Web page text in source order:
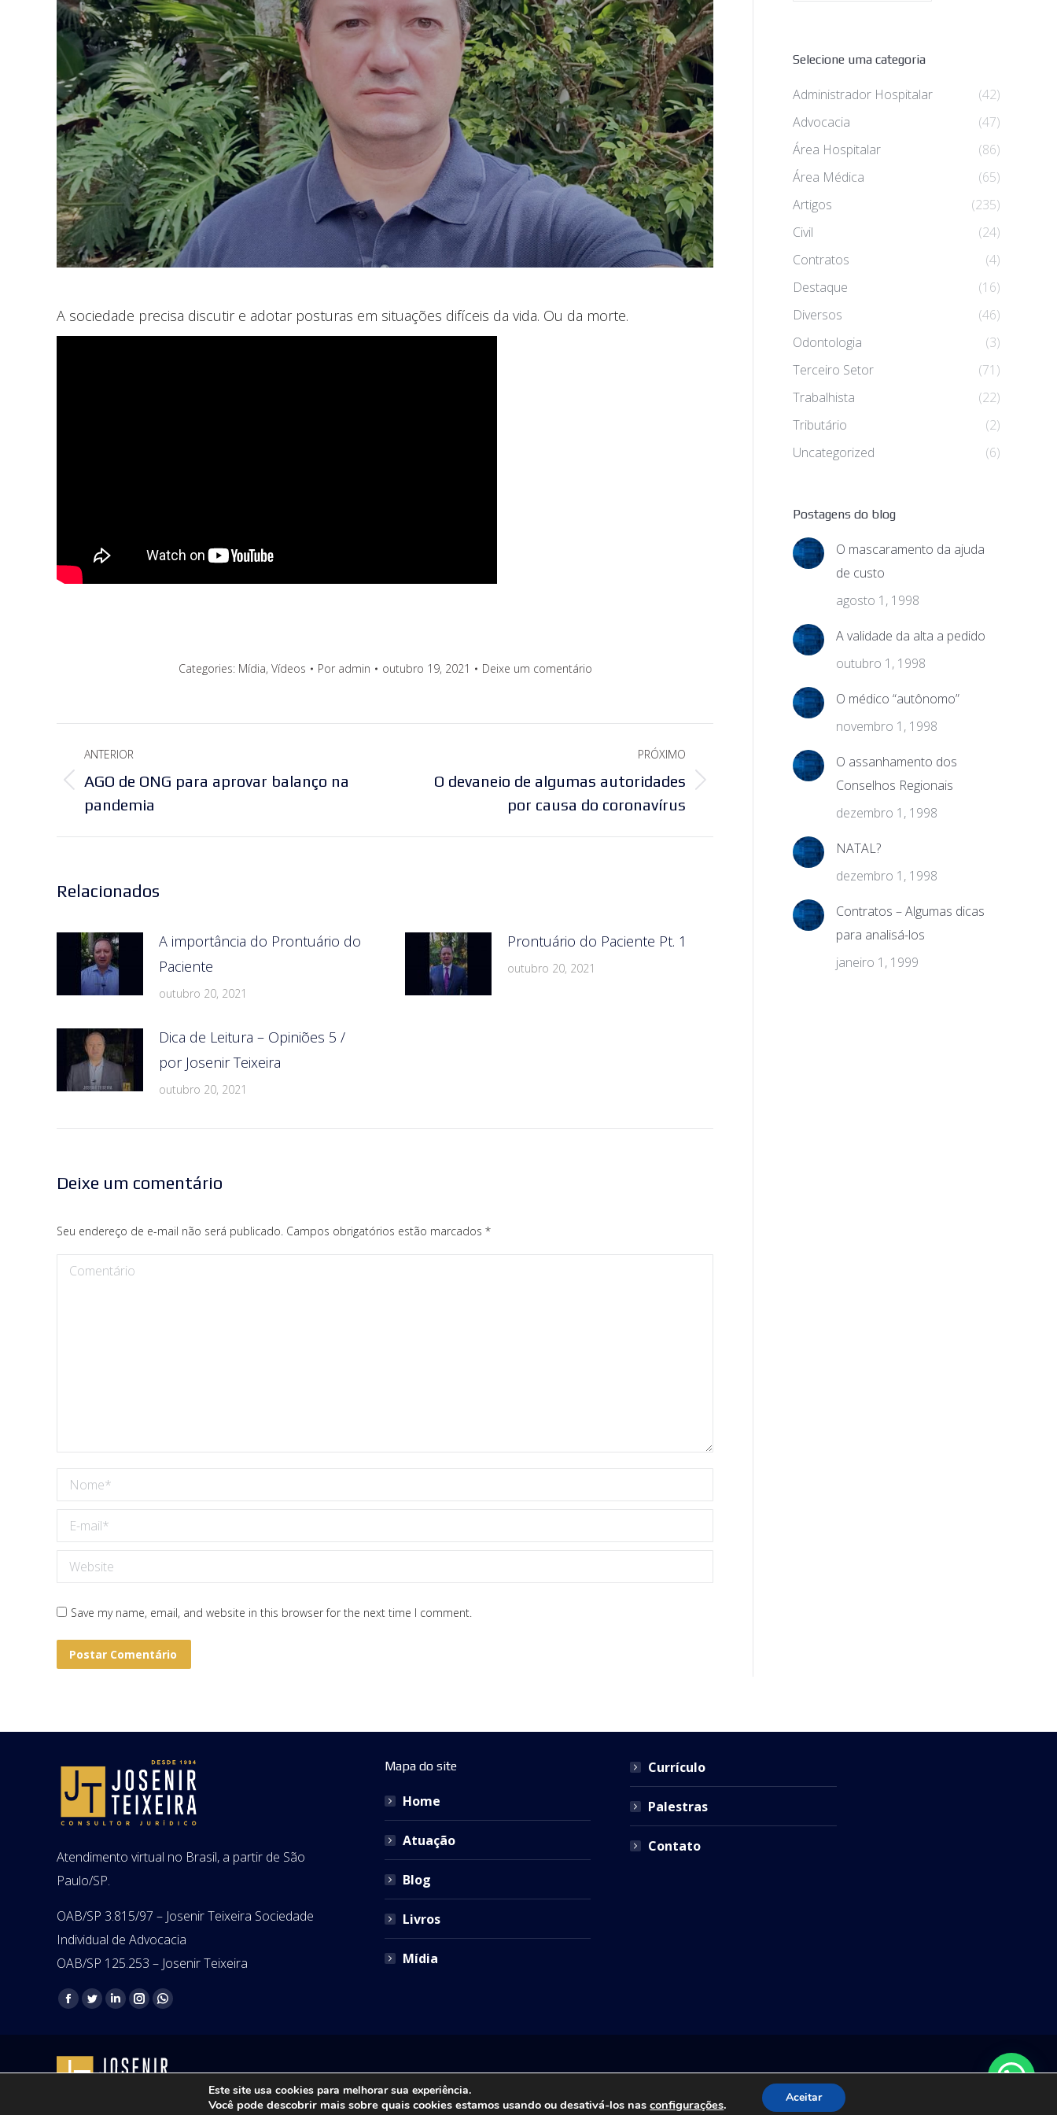
A sociedade precisa discutir e adotar posturas em situações difíceis da vida. Ou da morte.
Categories: Mídia, Vídeos Por admin outubro 19, 2021 Deixe um comentário
de
post:
ANTERIOR
Post
anterior:
AGO de ONG para aprovar balanço na
pandemia
PRÓXIMO
Próximo
O devaneio de algumas autoridades
por causa do coronavírus
Relacionados
A importância do Prontuário do
Paciente
outubro 20, 2021
Prontuário do Paciente Pt. 1
outubro 20, 2021
Dica de Leitura – Opiniões 5 /
por Josenir Teixeira
outubro 20, 2021
Deixe um comentário
Seu endereço de e-mail não será publicado. Campos obrigatórios estão marcados *
Comentário
Nome *
E-mail *
Website
Save my name, email, and website in this browser for the next time I comment.
Postar Comentário
Selecione uma categoria
Administrador Hospitalar
(42)
Advocacia
(47)
Área Hospitalar
(86)
Área Médica
(65)
Artigos
(235)
Civil
(24)
Contratos
(4)
Destaque
(16)
Diversos
(46)
Odontologia
(3)
Terceiro Setor
(71)
Trabalhista
(22)
Tributário
(2)
Uncategorized
(6)
Postagens do blog
O mascaramento da ajuda
de custo
agosto 1, 1998
A validade da alta a pedido
outubro 1, 1998
O médico “autônomo”
novembro 1, 1998
O assanhamento dos
Conselhos Regionais
dezembro 1, 1998
NATAL?
dezembro 1, 1998
Contratos – Algumas dicas
para analisá-los
janeiro 1, 1999
Atendimento virtual no Brasil, a partir de São
Paulo/SP.
OAB/SP 3.815/97 – Josenir Teixeira Sociedade
Individual de Advocacia
OAB/SP 125.253 – Josenir Teixeira
Encontre-nos em:
Facebook
in
Twitter
in
Linkedin
in
Instagram
in
Whatsapp
in
Mapa do site
Home
Atuação
Blog
Livros
Mídia
Currículo
Palestras
Contato
Copyright © 2021 - Josenir Teixeira Advocacia. Todos os direitos reservados. Site desenvolvido porID7 Studio.
Este site usa cookies para melhorar sua experiência.
Você pode descobrir mais sobre quais cookies estamos usando ou desativá-los nasconfigurações. Aceitar